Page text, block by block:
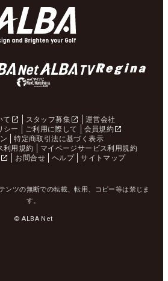
て スタッフ募集
運営会社
シー
ご利用に際して
会員規約
特定商取引法に基づく表示
利用規約
マイページサービス利用規約
お問合せ ヘルプ サイトマップ
ンツの無断での転載、転用、コピー等は禁じま
す。
© ALBA Net